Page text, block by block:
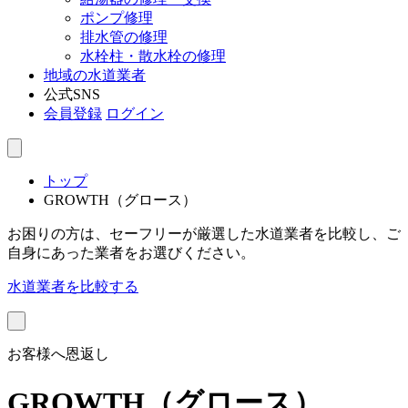
ポンプ修理
排水管の修理
水栓柱・散水栓の修理
地域の水道業者
公式SNS
会員登録 ログイン
トップ
GROWTH（グロース）
お困りの方は、セーフリーが厳選した水道業者を比較し、ご
自身にあった業者をお選びください。
水道業者を比較する
お客様へ恩返し